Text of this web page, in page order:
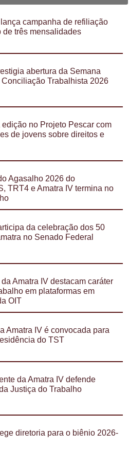
campanha de refiliação
de três mensalidades
abertura da Semana
Trabalhista 2026
no Projeto Pescar com
de jovens sobre direitos e
Agasalho 2026 do
TRT4 e Amatra IV termina no
da celebração dos 50
no Senado Federal
Amatra IV destacam caráter
em plataformas em
OIT
Amatra IV é convocada para
do TST
da Amatra IV defende
Justiça do Trabalho
diretoria para o biênio 2026-